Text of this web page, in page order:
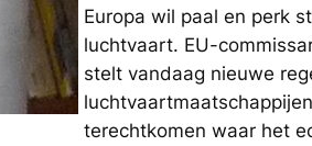
Europa wil paal en perk
luchtvaart. EU-
stelt vandaag nieuwe
terechtkomen waar het